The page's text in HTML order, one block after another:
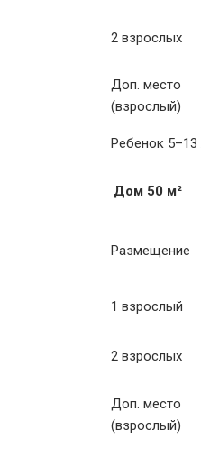
2 взрослых
Доп. место
(взрослый)
Ребенок 5–13
Дом 50 м²
Размещение
1 взрослый
2 взрослых
Доп. место
(взрослый)